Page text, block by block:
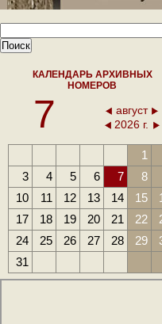
КАЛЕНДАРЬ АРХИВНЫХ
НОМЕРОВ
7
август
2026 г.
1
3
4 5 6 7 8
10
11 12 13 14 15
17
18 19 20 21 22
24
25 26 27 28 29
31